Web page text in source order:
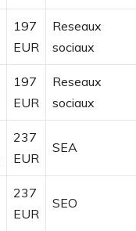
197
EUR
Reseaux
sociaux
197
EUR
Reseaux
sociaux
237
EUR
SEA
237
EUR
SEO